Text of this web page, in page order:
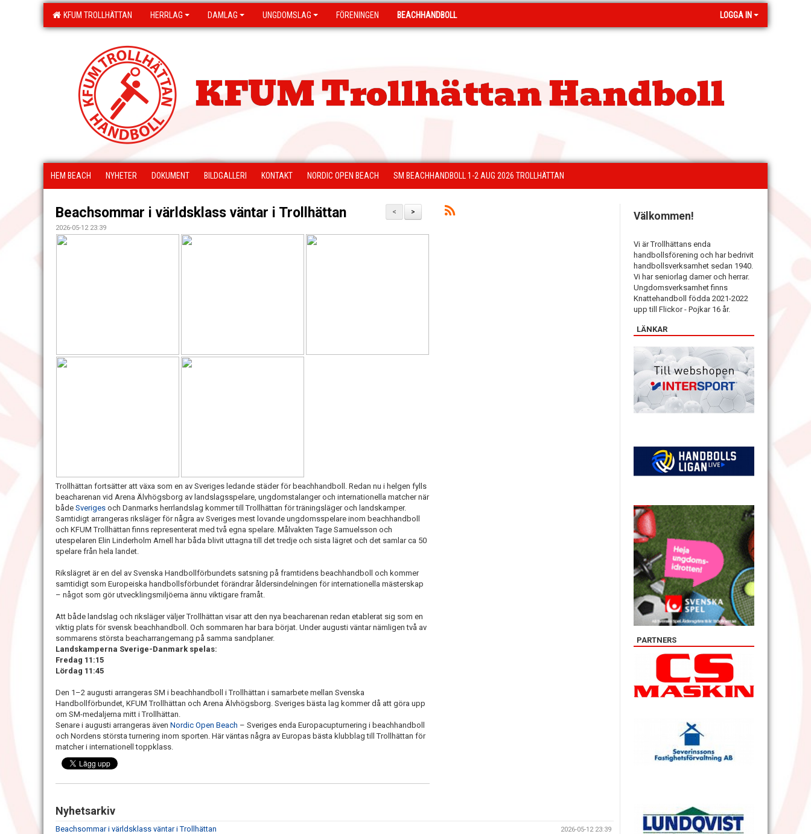
KFUM TROLLHÄTTAN HERRLAG DAMLAG UNGDOMSLAG FÖRENINGEN BEACHHANDBOLL LOGGA IN
KFUM Trollhättan Handboll
HEM BEACH NYHETER DOKUMENT BILDGALLERI KONTAKT NORDIC OPEN BEACH SM BEACHHANDBOLL 1-2 AUG 2026 TROLLHÄTTAN
>
<
Beachsommar i världsklass väntar i Trollhättan
2026-05-12 23:39
Trollhättan fortsätter att växa som en av Sveriges ledande städer för beachhandboll. Redan nu i helgen fylls
beacharenan vid Arena Älvhögsborg av landslagsspelare, ungdomstalanger och internationella matcher när
både Sveriges och Danmarks herrlandslag kommer till Trollhättan för träningsläger och landskamper.
Samtidigt arrangeras riksläger för några av Sveriges mest lovande ungdomsspelare inom beachhandboll
och KFUM Trollhättan finns representerat med två egna spelare. Målvakten Tage Samuelsson och
utespelaren Elin Linderholm Arnell har båda blivit uttagna till det tredje och sista lägret och det samlar ca 50
spelare från hela landet.
Rikslägret är en del av Svenska Handbollförbundets satsning på framtidens beachhandboll och kommer
samtidigt som Europeiska handbollsförbundet förändrar åldersindelningen för internationella mästerskap
– något som gör utvecklingsmiljöerna ännu viktigare framåt.
Att både landslag och riksläger väljer Trollhättan visar att den nya beacharenan redan etablerat sig som en
viktig plats för svensk beachhandboll. Och sommaren har bara börjat. Under augusti väntar nämligen två av
sommarens största beacharrangemang på samma sandplaner.
Landskamperna Sverige-Danmark spelas:
Fredag 11:15
Lördag 11:45
Den 1–2 augusti arrangeras SM i beachhandboll i Trollhättan i samarbete mellan Svenska
Handbollförbundet, KFUM Trollhättan och Arena Älvhögsborg. Sveriges bästa lag kommer då att göra upp
om SM-medaljerna mitt i Trollhättan.
Senare i augusti arrangeras även Nordic Open Beach – Sveriges enda Europacupturnering i beachhandboll
och Nordens största turnering inom sporten. Här väntas några av Europas bästa klubblag till Trollhättan för
matcher i internationell toppklass.
Nyhetsarkiv
Beachsommar i världsklass väntar i Trollhättan 2026-05-12 23:39
Välkommen!
Vi är Trollhättans enda
handbollsförening och har bedrivit
handbollsverksamhet sedan 1940.
Vi har seniorlag damer och herrar.
Ungdomsverksamhet finns
Knattehandboll födda 2021-2022
upp till Flickor - Pojkar 16 år.
LÄNKAR
PARTNERS